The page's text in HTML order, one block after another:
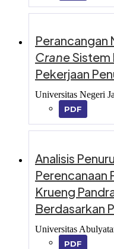
Perancangan
Crane
Pekerjaan
Universitas Negeri
PDF
Analisis
Perencanaan
Krueng
Berdasarkan
Universitas
PDF